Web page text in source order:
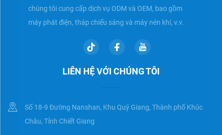
chúng tôi cung cấp dịch vụ ODM và OEM, bao gồm
máy phát điện, tháp chiếu sáng và máy nén khí, v.v.
LIÊN HỆ VỚI CHÚNG TÔI
Số 18-9 Đường Nanshan, Khu Quỷ Giang, Thành phố Khúc
Châu, Tỉnh Chiết Giang